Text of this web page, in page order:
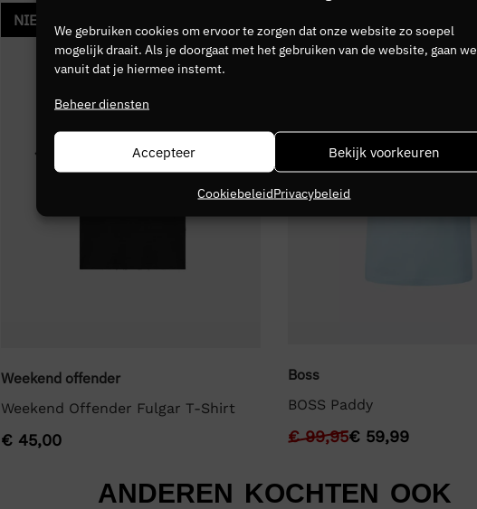
We gebruiken cookies om ervoor te zorgen dat onze website zo soepel
mogelijk draait. Als je doorgaat met het gebruiken van de website, gaan
vanuit dat je hiermee instemt.
Beheer diensten
Accepteer Bekijk voorkeuren
CookiebeleidPrivacybeleid
NIEUW
Weekend offender
Weekend Offender Fulgar T-Shirt
€45,00
Boss
BOSS Paddy
€99,95€ 59,99
ANDEREN KOCHTEN OOK